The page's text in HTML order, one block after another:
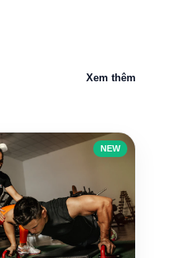
Xem thêm
NEW